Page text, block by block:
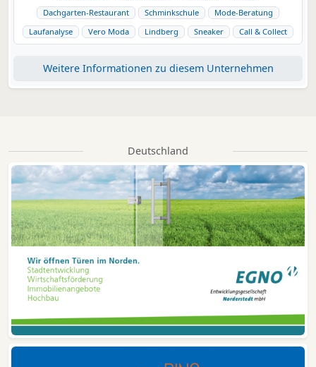
Dachgarten-Restaurant
Schminkschule
Mode-Beratung
Laufanalyse
Vero Moda Lindberg Sneaker Call & Collect
Weitere Informationen zu diesem Unternehmen
Deutschland